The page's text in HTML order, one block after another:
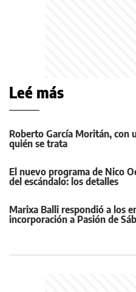
Leé más
Roberto García Moritán, con
quién se trata
El nuevo programa de Nico
del escándalo: los detalles
Marixa Balli respondió a los
incorporación a Pasión de